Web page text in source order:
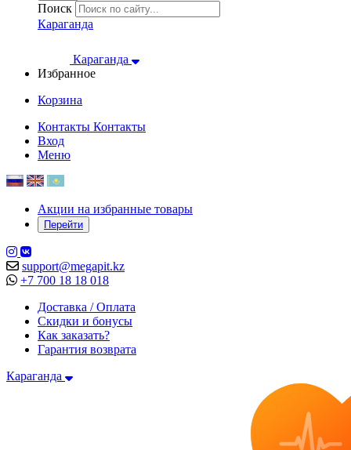
Поиск
Караганда
Караганда
Избранное
Корзина
Контакты Контакты
Вход
Меню
Акции на избранные товары
Перейти
support@megapit.kz
+7 700 18 18 018
Доставка / Оплата
Скидки и бонусы
Как заказать?
Гарантия возврата
Караганда